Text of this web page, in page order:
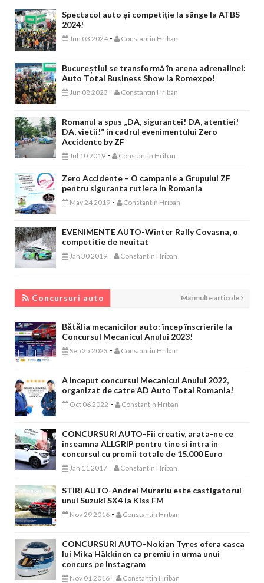
Spectacol auto și competiție la sânge la ATBS
2024!
Jun 03 2024 - Constantin Hriban
Bucureștiul se transformă în arena adrenalinei:
Auto Total Business Show la Romexpo!
Jun 08 2023 - Constantin Hriban
Romanul a spus „DA, sigurantei! DA, atentiei!
DA, vietii!” in cadrul evenimentului Zero
Accidente by ZF
Jul 10 2019 - Constantin Hriban
Zero Accidente – O campanie a Grupului ZF
pentru siguranta rutiera in Romania
May 24 2019 - Constantin Hriban
EVENIMENTE AUTO-Winter Rally Covasna, o
competitie de neuitat
Jan 30 2019 - Constantin Hriban
Concursuri auto Mai multe articole
Bătălia mecanicilor auto: încep înscrierile la
Concursul Mecanicul Anului 2023!
Sep 25 2023 - Constantin Hriban
A inceput concursul Mecanicul Anului 2022,
organizat de catre AD Auto Total Romania!
Oct 06 2022 - Constantin Hriban
CONCURSURI AUTO-Fii creativ, arata-ne ce
inseamna ALLGRIP pentru tine si intra in
concursul cu premii totale de 15.000 Euro
Jan 11 2017 - Constantin Hriban
STIRI AUTO-Andrei Murariu este castigatorul
unui Suzuki SX4 la Kiss FM
Nov 29 2016 - Constantin Hriban
CONCURSURI AUTO-Nokian Tyres ofera casca
lui Mika Häkkinen ca premiu in urma unui
concurs pe Instagram
Nov 01 2016 - Constantin Hriban